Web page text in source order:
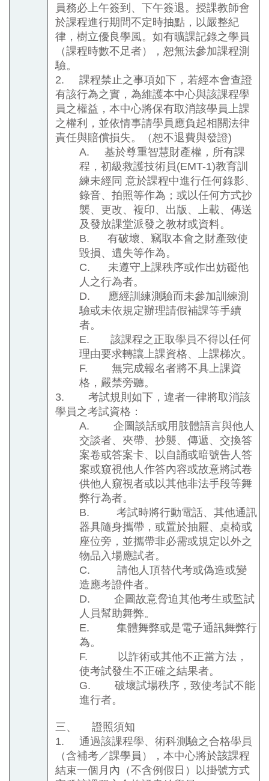
員務必上午簽到、下午簽退。授課教師會
於課程進行期間不定時抽點，以嚴整紀
律，樹立優良學風。如有曠課記錄之學員
（課程時數不足者），恕無法參加課程測
驗。
2.
課程禁止之事項如下，若經本會查證
有該行為之實，為維護本中心與該課程學
員之權益，本中心將保有取消該學員上課
之權利，並依情事請學員應負起相關法律
責任與賠償損失。（恕不退費與發證)
A.
基於尊重智慧財產權，所有課
程，初級救護技術員(EMT-1)教育訓
練未經同 意於課程中進行任何錄影、
錄音、拍照等作為；或以任何方式抄
襲、更改、複印、出版、上載、傳送
及發放課堂派發之教材或資料。
B.
有破壞、竊取本會之財產致使
毀損、遺失等作為。
C.
未遵守上課秩序或作出妨礙他
人之行為者。
D.
應經訓練測驗而未參加訓練測
驗或未依規定辦理請假補課等手續
者。
E.
該課程之正取學員不得以任何
理由要求轉讓上課資格、上課梯次。
F.
無完成報名者將不具上課資
格，嚴禁旁聽。
3.
考試規則如下，違者一律將取消該
學員之考試資格：
A.
企圖談話或用肢體語言與他人
交談者、夾帶、抄襲、傳遞、交換答
案卷或答案卡、以自誦或暗號告人答
案或窺視他人作答內容或故意將試卷
供他人窺視者或以其他非法手段等舞
弊行為者。
B.
考試時將行動電話、其他通訊
器具隨身攜帶，或置於抽屜、桌椅或
座位旁，並攜帶非必需或規定以外之
物品入場應試者。
C.
請他人頂替代考或偽造或變
造應考證件者。
D.
企圖故意脅迫其他考生或監試
人員幫助舞弊。
E.
集體舞弊或是電子通訊舞弊行
為。
F.
以詐術或其他不正當方法，
使考試發生不正確之結果者。
G.
破壞試場秩序，致使考試不能
進行者。
三、
證照須知
1.
通過該課程學、術科測驗之合格學員
（含補考／課學員），本中心將於該課程
結束一個月內（不含例假日）以掛號方式